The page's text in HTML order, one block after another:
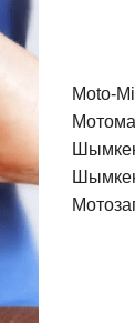
Moto-